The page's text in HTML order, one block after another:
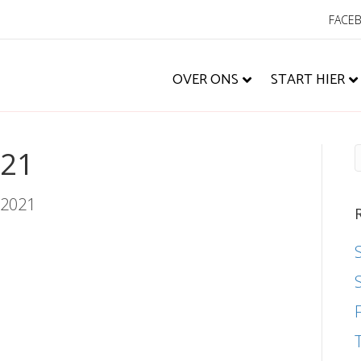
OVER ONS START HIER